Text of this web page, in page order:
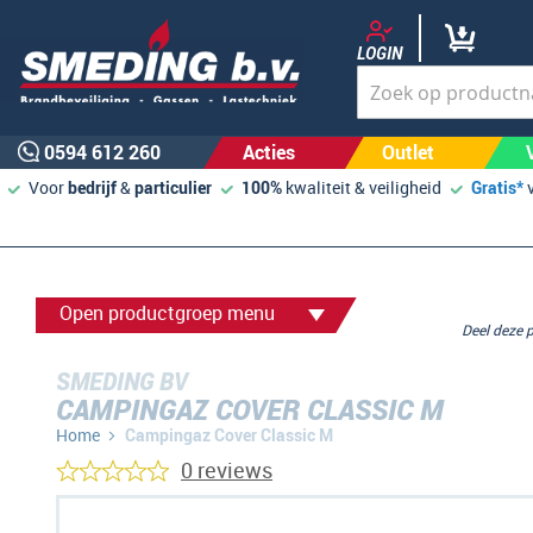
LOGIN
0594 612 260 Acties Outlet
Voorbedrijf&particulier 100% kwaliteit & veiligheid Gratis*
Open productgroep menu
SMEDING BV
CAMPINGAZ COVER CLASSIC M
Home Campingaz Cover Classic M
Deel
0 reviews
Ga